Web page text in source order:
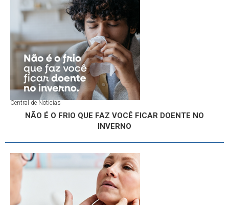
Central de Notícias
NÃO É O FRIO QUE FAZ VOCÊ FICAR DOENTE NO
INVERNO